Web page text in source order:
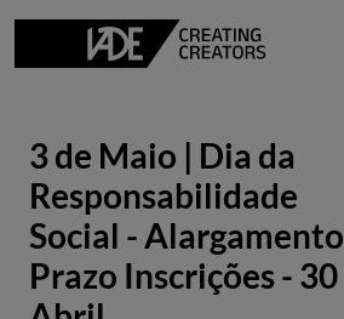
3 de Maio | Dia da
Responsabilidade
Social - Alargamento
Prazo Inscrições - 30